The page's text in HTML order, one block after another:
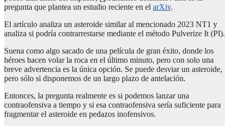
pregunta que plantea un estudio reciente en el arXiv.
El artículo analiza un asteroide similar al mencionado 2023 NT1 y
analiza si podría contrarrestarse mediante el método Pulverize It (PI).
Suena como algo sacado de una película de gran éxito, donde los
héroes hacen volar la roca en el último minuto, pero con solo una
breve advertencia es la única opción. Se puede desviar un asteroide,
pero sólo si disponemos de un largo plazo de antelación.
Entonces, la pregunta realmente es si podemos lanzar una
contraofensiva a tiempo y si esa contraofensiva sería suficiente para
fragmentar el asteroide en pedazos inofensivos.